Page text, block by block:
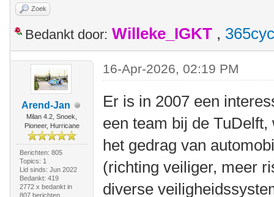
Zoek
Bedankt door: Willeke_IGKT ,
Arend-Jan
Milan 4.2, Snoek,
Pioneer, Hurricane
Berichten: 805
Topics: 1
Lid sinds: Jun 2022
Bedankt: 419
2772 x bedankt in
807 berichten
16-Apr-2026, 02:19 PM
Er is in 2007 een
een team bij de
het gedrag van
(richting veiliger, meer
diverse